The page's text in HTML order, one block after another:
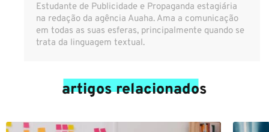
Estudante de Publicidade e Propaganda estagiária
na redação da agência Auaha. Ama a comunicação
em todas as suas esferas, principalmente quando se
trata da linguagem textual.
artigos relacionados